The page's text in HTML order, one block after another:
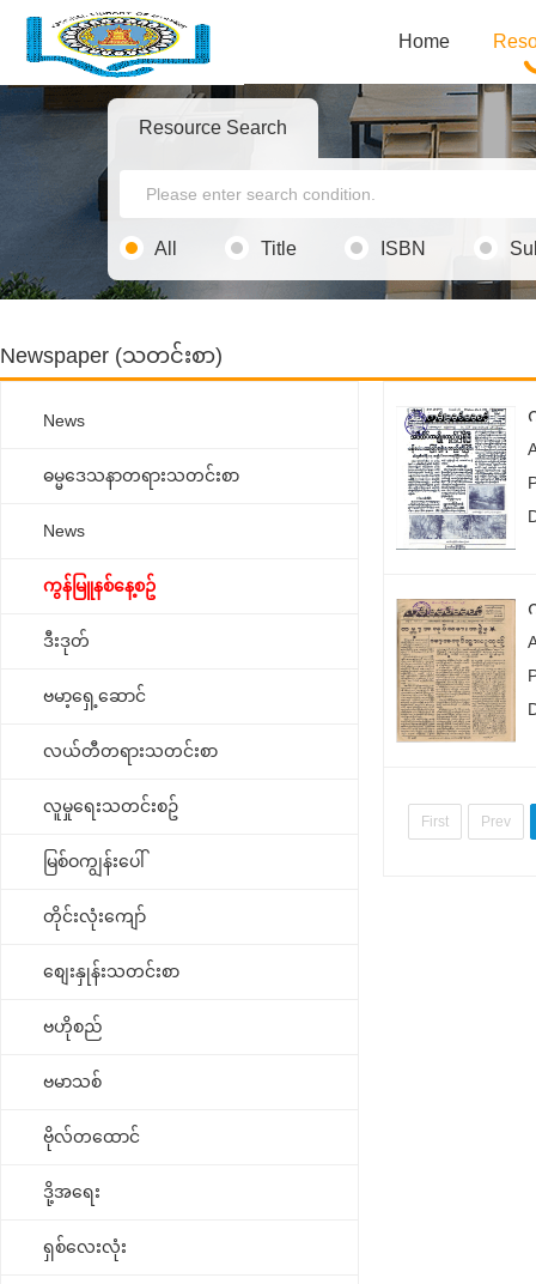
Home
Resource Search
All Title ISBN
Newspaper (သတင်းစာ)
News
ဓမ္မ‌ဒေသနာတရားသတင်းစာ
News
ကွန်မြူနစ်နေ့စဥ်
ဒီးဒုတ်
ဗမာ့ရှေ့ဆောင်
လယ်တီတရားသတင်းစာ
လူမှုရေးသတင်းစဥ်
မြစ်ဝကျွန်းပေါ်
တိုင်းလုံးကျော်
စျေးနှုန်းသတင်းစာ
ဗဟိုစည်
ဗမာသစ်
ဗိုလ်တထောင်
ဒို့အရေး
ရှစ်လေးလုံး
First Prev